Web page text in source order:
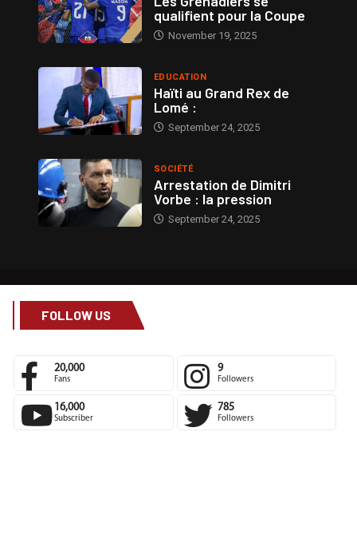
qualifient pour la Coupe
November 19, 2025
EDUCATION
Haïti au Grand Rex de
Lomé :
September 24, 2025
SOCIÉTÉ
Arrestation de Dimitri
Vorbe : la pression
September 24, 2025
FOLLOW US
20,000
Fans
9
Followers
16,000
Subscriber
785
Followers